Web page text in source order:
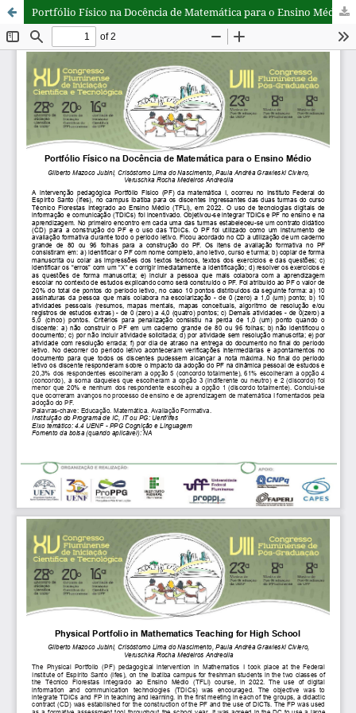
Portfólio Físico na Docência de Matemática para o Ensino Médio